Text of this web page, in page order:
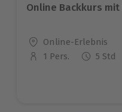
Online Backkurs mit
Standort
Online-Erlebnis
Anzahl der Teilnehmer
1 Pers. 5 Std